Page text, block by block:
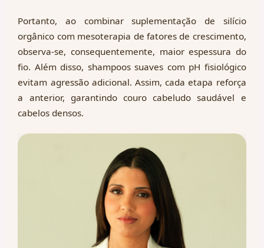
Portanto, ao combinar suplementação de silício
orgânico com mesoterapia de fatores de crescimento,
observa-se, consequentemente, maior espessura do
fio. Além disso, shampoos suaves com pH fisiológico
evitam agressão adicional. Assim, cada etapa reforça
a anterior, garantindo couro cabeludo saudável e
cabelos densos.